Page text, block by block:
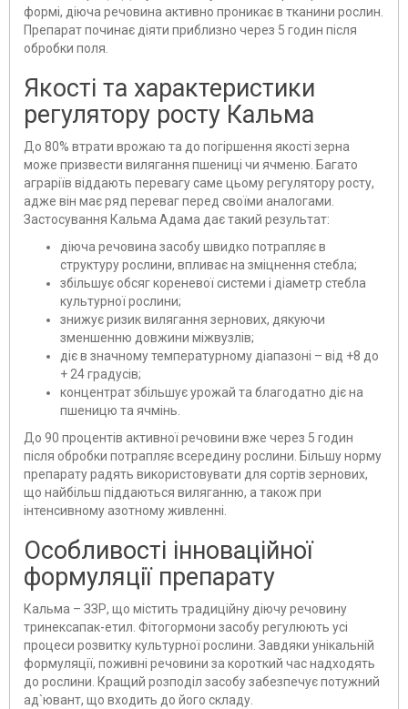
формі, діюча речовина активно проникає в тканини рослин.
Препарат починає діяти приблизно через 5 годин після
обробки поля.
Якості та характеристики
регулятору росту Кальма
До 80% втрати врожаю та до погіршення якості зерна
може призвести вилягання пшениці чи ячменю. Багато
аграріїв віддають перевагу саме цьому регулятору росту,
адже він має ряд переваг перед своїми аналогами.
Застосування Кальма Адама дає такий результат:
діюча речовина засобу швидко потрапляє в
структуру рослини, впливає на зміцнення стебла;
збільшує обсяг кореневої системи і діаметр стебла
культурної рослини;
знижує ризик вилягання зернових, дякуючи
зменшенню довжини міжвузлів;
діє в значному температурному діапазоні – від +8 до
+ 24 градусів;
концентрат збільшує урожай та благодатно діє на
пшеницю та ячмінь.
До 90 процентів активної речовини вже через 5 годин
після обробки потрапляє всередину рослини. Більшу норму
препарату радять використовувати для сортів зернових,
що найбільш піддаються виляганню, а також при
інтенсивному азотному живленні.
Особливості інноваційної
формуляції препарату
Кальма – ЗЗР, що містить традиційну діючу речовину
тринексапак-етил. Фітогормони засобу регулюють усі
процеси розвитку культурної рослини. Завдяки унікальній
формуляції, поживні речовини за короткий час надходять
до рослини. Кращий розподіл засобу забезпечує потужний
ад`ювант, що входить до його складу.